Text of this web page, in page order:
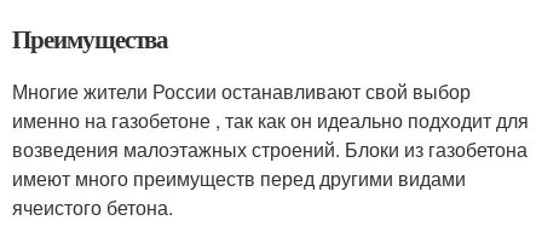
Преимущества
Многие жители России останавливают свой выбор
именно на газобетоне , так как он идеально подходит для
возведения малоэтажных строений. Блоки из газобетона
имеют много преимуществ перед другими видами
ячеистого бетона.